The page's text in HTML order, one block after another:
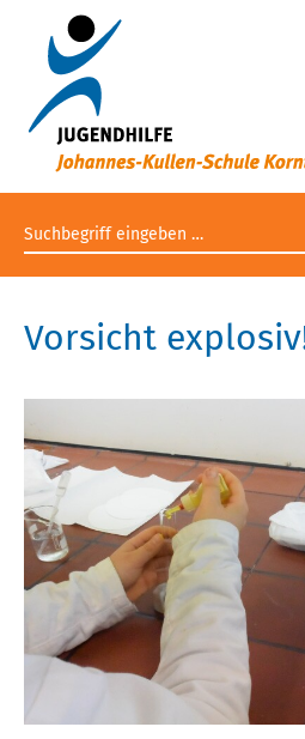
Suchbegriff eingeben
Vorsicht